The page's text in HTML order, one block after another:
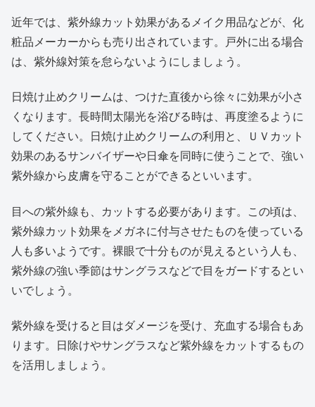
近年では、紫外線カット効果があるメイク用品などが、化
粧品メーカーからも売り出されています。戸外に出る場合
は、紫外線対策を怠らないようにしましょう。
日焼け止めクリームは、つけた直後から徐々に効果が小さ
くなります。長時間太陽光を浴びる時は、再度塗るように
してください。日焼け止めクリームの利用と、ＵＶカット
効果のあるサンバイザーや日傘を同時に使うことで、強い
紫外線から皮膚を守ることができるといいます。
目への紫外線も、カットする必要があります。この頃は、
紫外線カット効果をメガネに付与させたものを使っている
人も多いようです。裸眼で十分ものが見えるという人も、
紫外線の強い季節はサングラスなどで目をガードするとい
いでしょう。
紫外線を受けると目はダメージを受け、充血する場合もあ
ります。日除けやサングラスなど紫外線をカットするもの
を活用しましょう。